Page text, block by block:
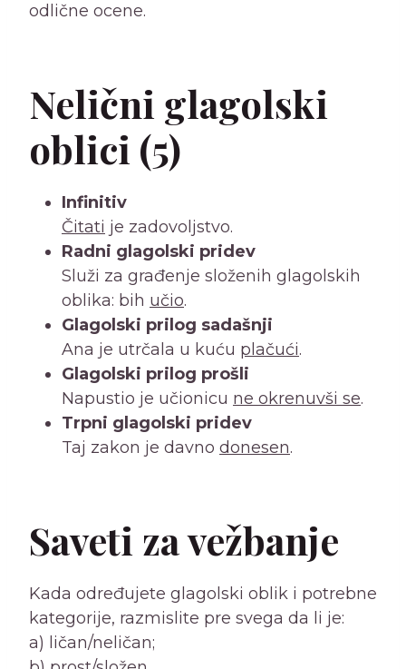
odlične ocene.
Nelični glagolski
oblici (5)
Infinitiv
Čitati je zadovoljstvo.
Radni glagolski pridev
Služi za građenje složenih glagolskih
oblika: bih učio.
Glagolski prilog sadašnji
Ana je utrčala u kuću plačući.
Glagolski prilog prošli
Napustio je učionicu ne okrenuvši se.
Trpni glagolski pridev
Taj zakon je davno donesen.
Saveti za vežbanje
Kada određujete glagolski oblik i potrebne
kategorije, razmislite pre svega da li je:
a) ličan/neličan;